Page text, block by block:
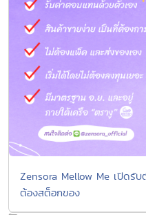
Zensora Mellow Me เปิดรับ
ต้องสต็อกของ